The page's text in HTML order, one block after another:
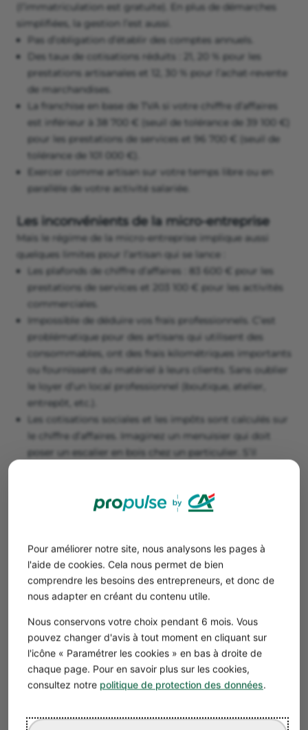
Pour améliorer notre site, nous analysons les pages à
l'aide de cookies. Cela nous permet de bien
comprendre les besoins des entrepreneurs, et donc de
nous adapter en créant du contenu utile.
Nous conservons votre choix pendant 6 mois. Vous
pouvez changer d'avis à tout moment en cliquant sur
l'icône « Paramétrer les cookies » en bas à droite de
chaque page. Pour en savoir plus sur les cookies,
consultez notre politique de protection des données.
(l’immatriculation est gratuite). En plus de démarches
simplifiées, la gestion l’est aussi.
Pas d’obligation d’établir des comptes annuels.
Des taux de cotisations réduits : 21, 20 % pour les
prestations artisanales et 12, 30 % pour l’achat-revente
de marchandises.
La franchise en base de TVA si votre chiffre d’affaires
est inférieur à 38 700 € (seuil de tolérance de 39 100 €)
pour les prestations de services et 96 700 € (seuil de
tolérance de 101 000 €).
Exercer comme artisan sur votre temps libre ou en
parallèle de votre activité salariée.
Les inconvénients de la micro-entreprise
Mais le régime de la micro-entreprise implique aussi
quelques limites pour l’artisan qui se lance :
Les plafonds de chiffre d’affaires : 83 600 € pour les
prestations de services et 203 100 € pour les activités
commerciales.
Impossible de déduire vos frais professionnels. C’est
problématique pour des artisans qui utilisent des
consommables, ont des frais kilométriques importants
ou fournissent du matériel à leurs clients. Sans oublier
le loyer d’un local professionnel (boutique, atelier,
entrepôt, etc.).
Les cotisations sociales et les impôts sont calculés sur
le chiffre d’affaires. Imaginez un menuisier qui doit
poser un escalier en bois chez un particulier. S’il
Devenir artisan micro-entrepreneur peut être intéressant
occasionnellement.
L’entreprise individuelle
Statut juridique similaire à l’auto-entreprise, vous passez
d’affaires. Bien qu’il n’y ait pas de création de personne
morale, l’EI est intéressante car :
Elle permet de déduire vos frais professionnels et vos
charges.
Il n’y a pas de plafonds de chiffre d’affaires.